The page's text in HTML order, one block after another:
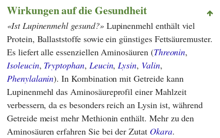
Wirkungen auf die Gesundheit
Ist Lupinenmehl gesund? Lupinenmehl enthält viel
Protein, Ballaststoffe sowie ein günstiges Fettsäuremuster.
Es liefert alle essenziellen Aminosäuren (Threonin,
Isoleucin, Tryptophan, Leucin,Lysin, Valin,
Phenylalanin). In Kombination mit Getreide kann
Lupinenmehl das Aminosäureprofil einer Mahlzeit
verbessern, da es besonders reich an Lysin ist, während
Getreide meist mehr Methionin enthält. Mehr zu den
Aminosäuren erfahren Sie bei der Zutat Okara.